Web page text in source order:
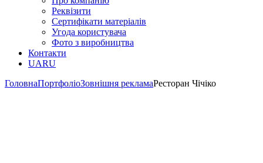
Реквізити
Сертифікати матеріалів
Угода користувача
Фото з виробництва
Контакти
UARU
ГоловнаПортфоліоЗовнішня рекламаРесторан Чічіко